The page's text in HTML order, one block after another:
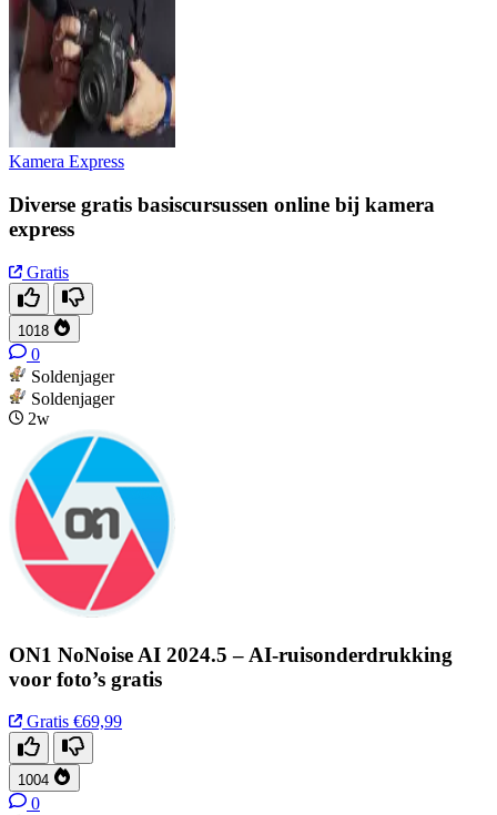
Kamera Express
Diverse gratis basiscursussen online bij kamera
express
Gratis
1018
0
Soldenjager
Soldenjager
2w
ON1 NoNoise AI 2024.5 – AI-ruisonderdrukking
voor foto’s gratis
Gratis €69,99
1004
0